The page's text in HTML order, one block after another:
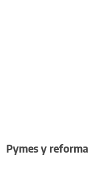
Pymes y reforma